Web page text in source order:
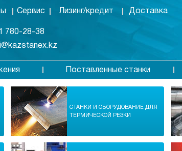
Сервис Лизинг/кредит Доставка
780-28-38
Поставленные станки
СТАНКИ И ОБОРУДОВАНИЕ ДЛЯ
ТЕРМИЧЕСКОЙ РЕЗКИ